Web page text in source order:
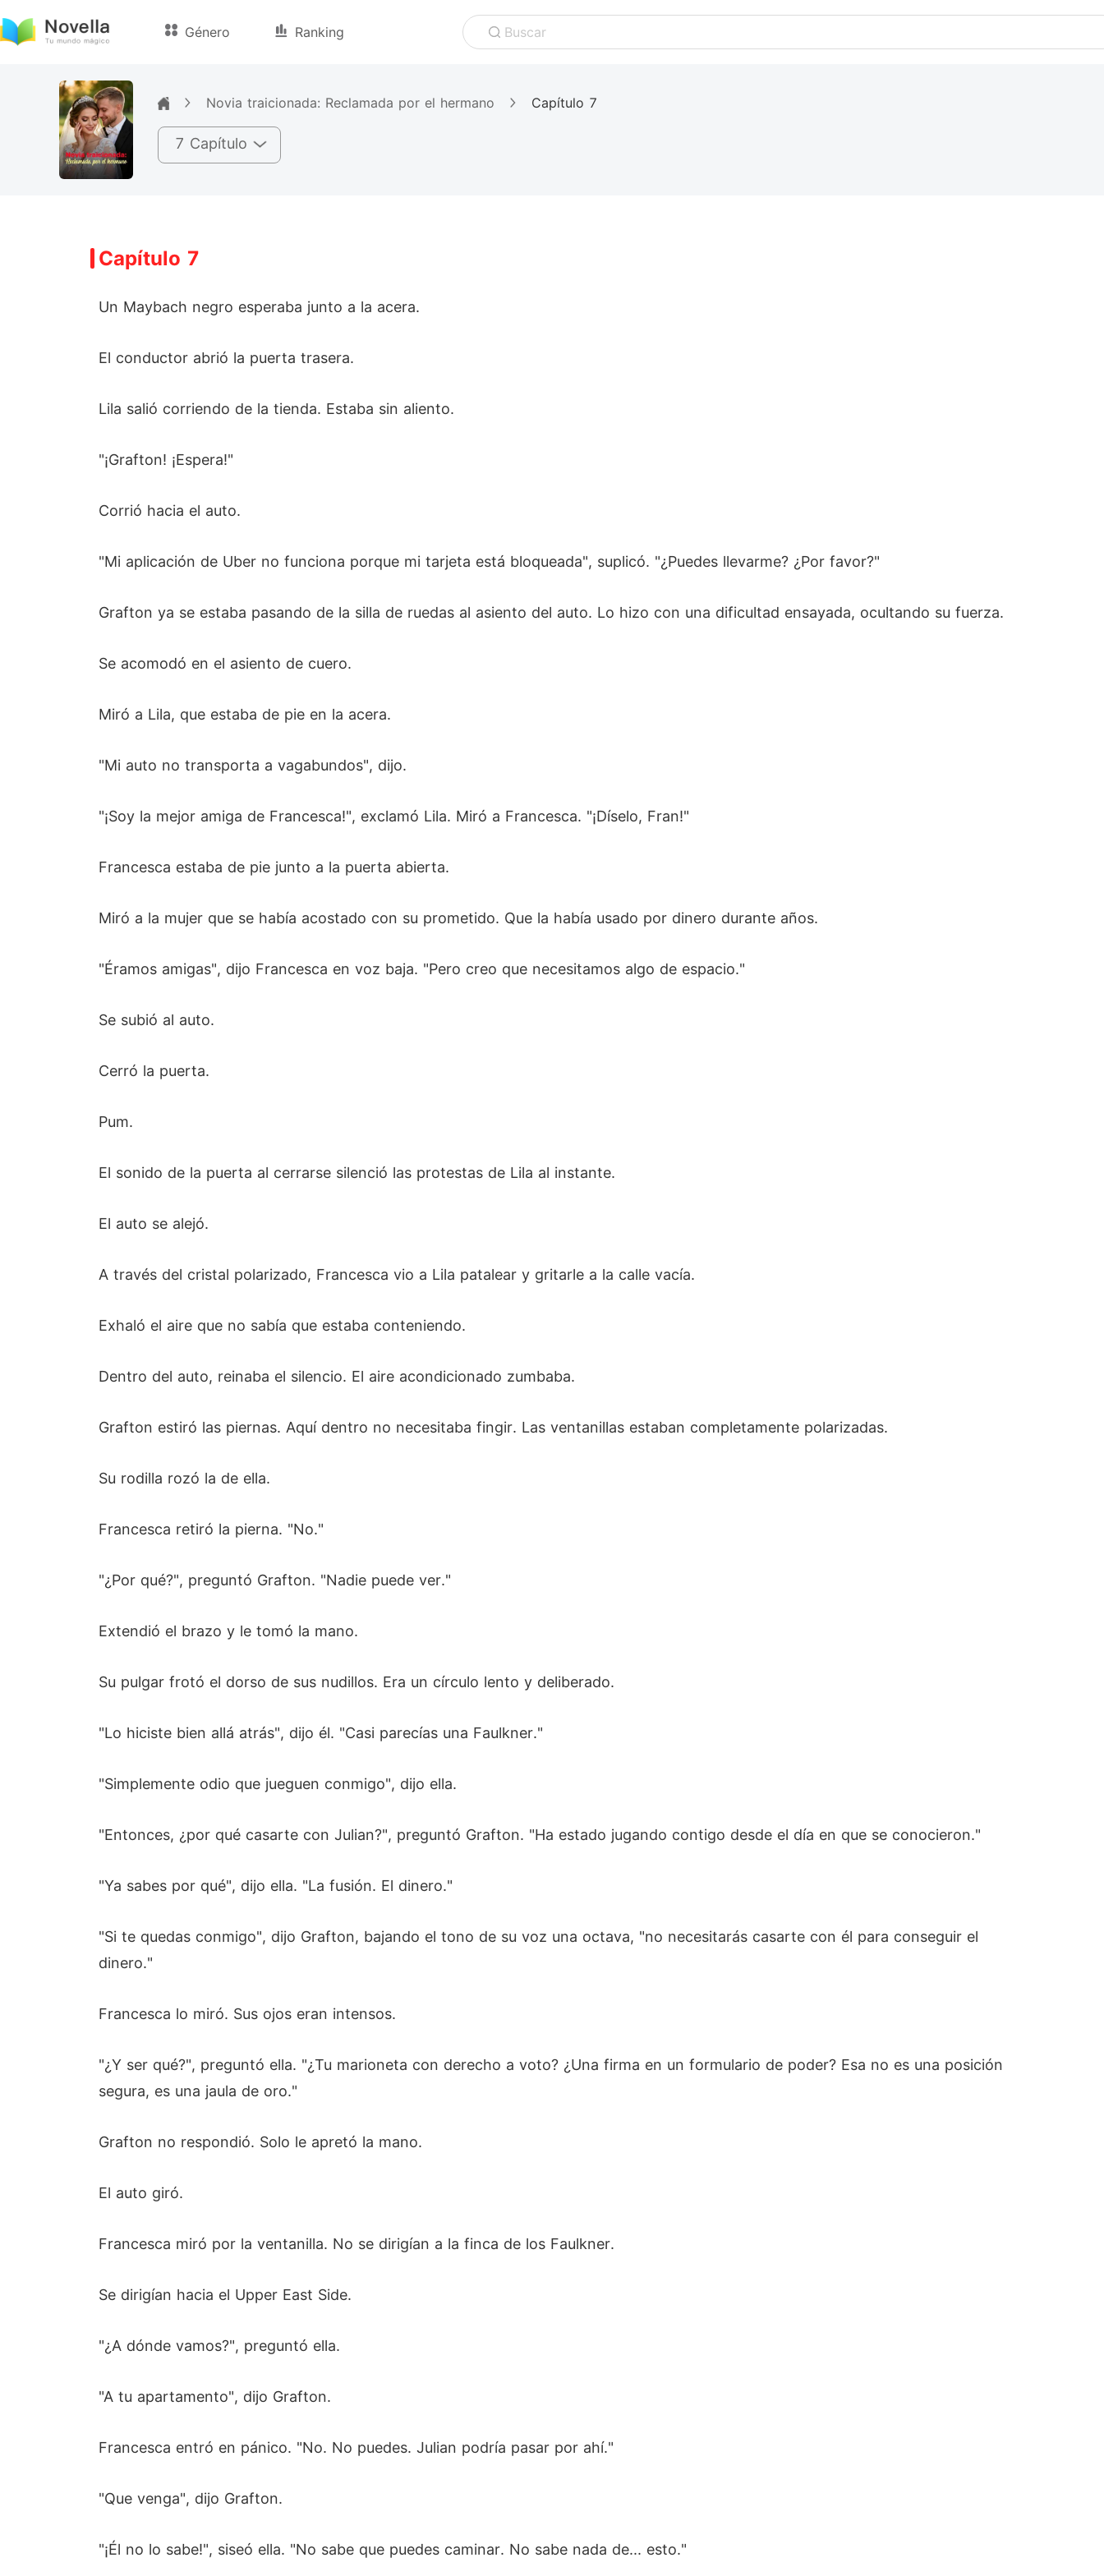
Género Ranking Buscar
Novia traicionada: Reclamada por el hermano Capítulo 7
7 Capítulo
Capítulo 7
Un Maybach negro esperaba junto a la acera.
El conductor abrió la puerta trasera.
Lila salió corriendo de la tienda. Estaba sin aliento.
"¡Grafton! ¡Espera!"
Corrió hacia el auto.
"Mi aplicación de Uber no funciona porque mi tarjeta está bloqueada", suplicó. "¿Puedes llevarme? ¿Por favor?"
Grafton ya se estaba pasando de la silla de ruedas al asiento del auto. Lo hizo con una dificultad ensayada, ocultando su fuerza.
Se acomodó en el asiento de cuero.
Miró a Lila, que estaba de pie en la acera.
"Mi auto no transporta a vagabundos", dijo.
"¡Soy la mejor amiga de Francesca!", exclamó Lila. Miró a Francesca. "¡Díselo, Fran!"
Francesca estaba de pie junto a la puerta abierta.
Miró a la mujer que se había acostado con su prometido. Que la había usado por dinero durante años.
"Éramos amigas", dijo Francesca en voz baja. "Pero creo que necesitamos algo de espacio."
Se subió al auto.
Cerró la puerta.
Pum.
El sonido de la puerta al cerrarse silenció las protestas de Lila al instante.
El auto se alejó.
A través del cristal polarizado, Francesca vio a Lila patalear y gritarle a la calle vacía.
Exhaló el aire que no sabía que estaba conteniendo.
Dentro del auto, reinaba el silencio. El aire acondicionado zumbaba.
Grafton estiró las piernas. Aquí dentro no necesitaba fingir. Las ventanillas estaban completamente polarizadas.
Su rodilla rozó la de ella.
Francesca retiró la pierna. "No."
"¿Por qué?", preguntó Grafton. "Nadie puede ver."
Extendió el brazo y le tomó la mano.
Su pulgar frotó el dorso de sus nudillos. Era un círculo lento y deliberado.
"Lo hiciste bien allá atrás", dijo él. "Casi parecías una Faulkner."
"Simplemente odio que jueguen conmigo", dijo ella.
"Entonces, ¿por qué casarte con Julian?", preguntó Grafton. "Ha estado jugando contigo desde el día en que se conocieron."
"Ya sabes por qué", dijo ella. "La fusión. El dinero."
"Si te quedas conmigo", dijo Grafton, bajando el tono de su voz una octava, "no necesitarás casarte con él para conseguir el
dinero."
Francesca lo miró. Sus ojos eran intensos.
"¿Y ser qué?", preguntó ella. "¿Tu marioneta con derecho a voto? ¿Una firma en un formulario de poder? Esa no es una posición
segura, es una jaula de oro."
Grafton no respondió. Solo le apretó la mano.
El auto giró.
Francesca miró por la ventanilla. No se dirigían a la finca de los Faulkner.
Se dirigían hacia el Upper East Side.
"¿A dónde vamos?", preguntó ella.
"A tu apartamento", dijo Grafton.
Francesca entró en pánico. "No. No puedes. Julian podría pasar por ahí."
"Que venga", dijo Grafton.
"¡Él no lo sabe!", siseó ella. "No sabe que puedes caminar. No sabe nada de... esto."